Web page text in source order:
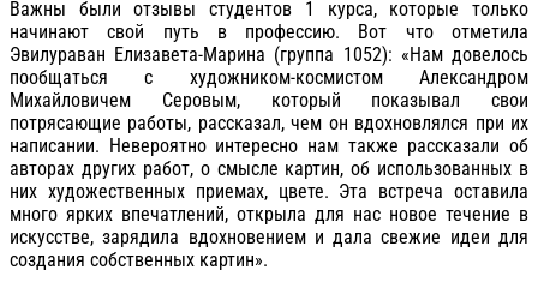
Важны были отзывы студентов 1 курса, которые только
начинают свой путь в профессию. Вот что отметила
Эвилураван Елизавета-Марина (группа 1052): «Нам довелось
пообщаться с художником-космистом Александром
Михайловичем Серовым, который показывал свои
потрясающие работы, рассказал, чем он вдохновлялся при их
написании. Невероятно интересно нам также рассказали об
авторах других работ, о смысле картин, об использованных в
них художественных приемах, цвете. Эта встреча оставила
много ярких впечатлений, открыла для нас новое течение в
искусстве, зарядила вдохновением и дала свежие идеи для
создания собственных картин».